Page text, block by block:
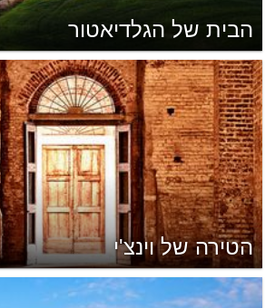
הבית של הגלדיאטור
הטירה של וינצ'י